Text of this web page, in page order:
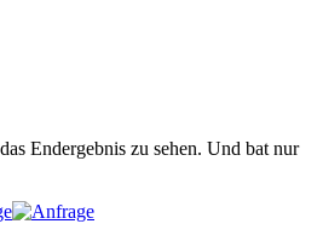
Endergebnis zu sehen. Und bat nur